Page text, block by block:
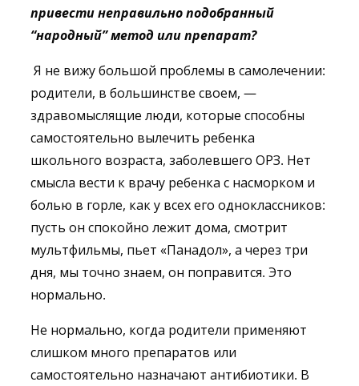
привести неправильно подобранный
“народный” метод или препарат?
Я не вижу большой проблемы в самолечении:
родители, в большинстве своем, —
здравомыслящие люди, которые способны
самостоятельно вылечить ребенка
школьного возраста, заболевшего ОРЗ. Нет
смысла вести к врачу ребенка с насморком и
болью в горле, как у всех его одноклассников:
пусть он спокойно лежит дома, смотрит
мультфильмы, пьет «Панадол», а через три
дня, мы точно знаем, он поправится. Это
нормально.
Не нормально, когда родители применяют
слишком много препаратов или
самостоятельно назначают антибиотики. В